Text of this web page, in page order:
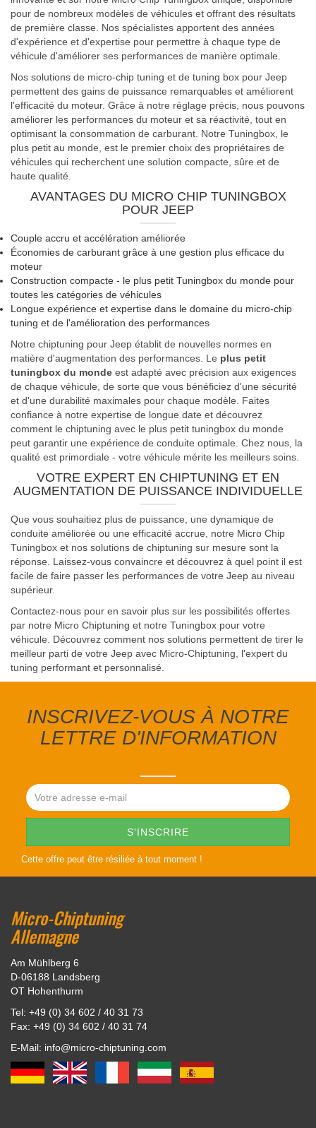
pour de nombreux modèles de véhicules et offrant des résultats
de première classe. Nos spécialistes apportent des années
d'expérience et d'expertise pour permettre à chaque type de
véhicule d'améliorer ses performances de manière optimale.
Nos solutions de micro-chip tuning et de tuning box pour Jeep
permettent des gains de puissance remarquables et améliorent
l'efficacité du moteur. Grâce à notre réglage précis, nous pouvons
améliorer les performances du moteur et sa réactivité, tout en
optimisant la consommation de carburant. Notre Tuningbox, le
plus petit au monde, est le premier choix des propriétaires de
véhicules qui recherchent une solution compacte, sûre et de
haute qualité.
AVANTAGES DU MICRO CHIP TUNINGBOX
POUR JEEP
Couple accru et accélération améliorée
Économies de carburant grâce à une gestion plus efficace du
moteur
Construction compacte - le plus petit Tuningbox du monde pour
toutes les catégories de véhicules
Longue expérience et expertise dans le domaine du micro-chip
tuning et de l'amélioration des performances
Notre chiptuning pour Jeep établit de nouvelles normes en
matière d'augmentation des performances. Le plus petit
tuningbox du monde est adapté avec précision aux exigences
de chaque véhicule, de sorte que vous bénéficiez d'une sécurité
et d'une durabilité maximales pour chaque modèle. Faites
confiance à notre expertise de longue date et découvrez
comment le chiptuning avec le plus petit tuningbox du monde
peut garantir une expérience de conduite optimale. Chez nous, la
qualité est primordiale - votre véhicule mérite les meilleurs soins.
VOTRE EXPERT EN CHIPTUNING ET EN
AUGMENTATION DE PUISSANCE INDIVIDUELLE
Que vous souhaitiez plus de puissance, une dynamique de
conduite améliorée ou une efficacité accrue, notre Micro Chip
Tuningbox et nos solutions de chiptuning sur mesure sont la
réponse. Laissez-vous convaincre et découvrez à quel point il est
facile de faire passer les performances de votre Jeep au niveau
supérieur.
Contactez-nous pour en savoir plus sur les possibilités offertes
par notre Micro Chiptuning et notre Tuningbox pour votre
véhicule. Découvrez comment nos solutions permettent de tirer le
meilleur parti de votre Jeep avec Micro-Chiptuning, l'expert du
tuning performant et personnalisé.
INSCRIVEZ-VOUS À NOTRE
LETTRE D'INFORMATION
Cette offre peut être résiliée à tout moment !
Micro-Chiptuning
Allemagne
Am Mühlberg 6
D-06188 Landsberg
OT Hohenthurm
Tel: +49 (0) 34 602 / 40 31 73
Fax: +49 (0) 34 602 / 40 31 74
E-Mail: info@micro-chiptuning.com